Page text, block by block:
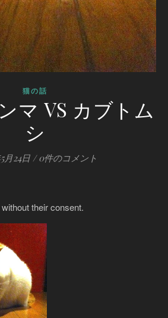
猫の話
マ VS カブトム
シ
月24日 / 0件のコメント
their consent.